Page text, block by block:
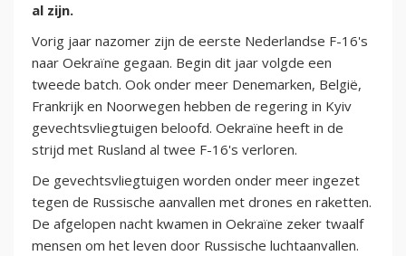
al zijn.
Vorig jaar nazomer zijn de eerste Nederlandse F-16's
naar Oekraïne gegaan. Begin dit jaar volgde een
tweede batch. Ook onder meer Denemarken, België,
Frankrijk en Noorwegen hebben de regering in Kyiv
gevechtsvliegtuigen beloofd. Oekraïne heeft in de
strijd met Rusland al twee F-16's verloren.
De gevechtsvliegtuigen worden onder meer ingezet
tegen de Russische aanvallen met drones en raketten.
De afgelopen nacht kwamen in Oekraïne zeker twaalf
mensen om het leven door Russische luchtaanvallen.